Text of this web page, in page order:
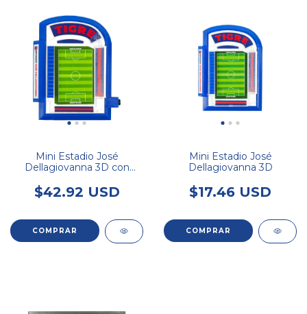
Mini Estadio José
Dellagiovanna 3D con
$42.92 USD
Mini Estadio José
Dellagiovanna 3D
$17.46 USD